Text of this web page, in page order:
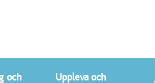
och
Uppleva och